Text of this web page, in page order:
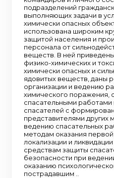
подразделений
выполняющих задачи в
химически опасных
использована широким
защитой населения и
персонала от
веществ. В ней
физико-химических и
химически опасных и
ядовитых веществ, даны
организации и ведению
химического поражения,
спасательными работами
спасателей с
представителями других
ведению спасательных
методам оказания
локализации и
средствам защиты
безопасности при
оказанию
пострадавшим ..